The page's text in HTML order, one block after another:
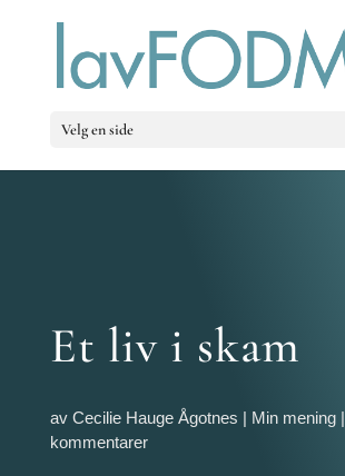
Velg en side
Et liv i skam
av Cecilie Hauge Ågotnes | Min mening|
kommentarer